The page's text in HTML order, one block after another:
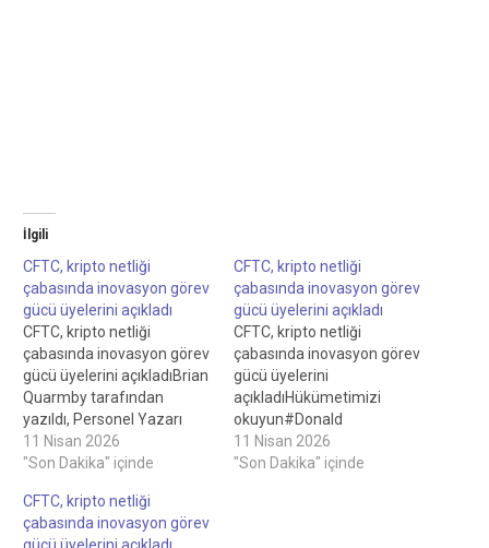
İlgili
CFTC, kripto netliği
çabasında inovasyon görev
gücü üyelerini açıkladı
CFTC, kripto netliği
çabasında inovasyon görev
gücü üyelerini açıkladıBrian
Quarmby tarafından
yazıldı, Personel Yazarı
Felix Ng tarafından
incelendi, Personel Editörü
konusunda inovasyon
görev gücü üyelerini
11 Nisan 2026
"Son Dakika" içinde
CFTC, kripto netliği
çabasında inovasyon görev
gücü üyelerini açıkladı
CFTC, kripto netliği
çabasında inovasyon görev
gücü üyelerini
açıkladıHükümetimizi
okuyun#Donald
Trump#Yönetmelik.Bu
haber, Cointelegraph'a
11 Nisan 2026
"Son Dakika" içinde
CFTC, kripto netliği
çabasında inovasyon görev